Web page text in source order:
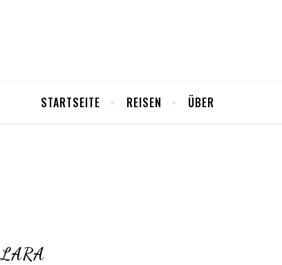
STARTSEITE REISEN ÜBER
LARA